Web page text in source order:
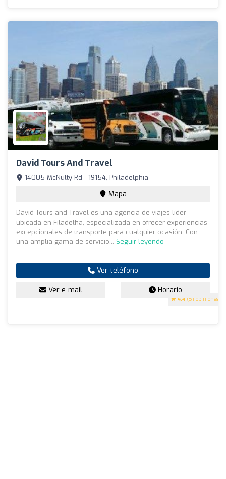
David Tours And Travel
4.4 (51 opiniones)
14005 McNulty Rd - 19154, Philadelphia
Mapa
David Tours and Travel es una agencia de viajes líder
ubicada en Filadelfia, especializada en ofrecer experiencias
excepcionales de transporte para cualquier ocasión. Con
una amplia gama de servicio... Seguir leyendo
Ver teléfono
Ver e-mail Horario